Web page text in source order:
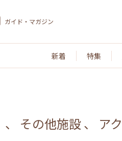
ガイド・マガジン
新着 特集
、 その他施設、 ア